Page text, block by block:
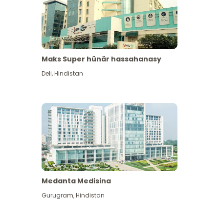
Maks Super hünär hassahanasy
Deli,Hindistan
Medanta Medisina
Gurugram,Hindistan